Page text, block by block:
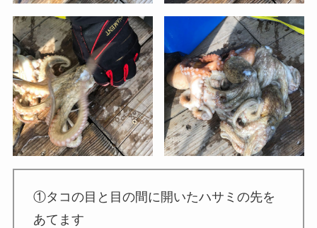
①タコの目と目の間に開いたハサミの先を
あてます